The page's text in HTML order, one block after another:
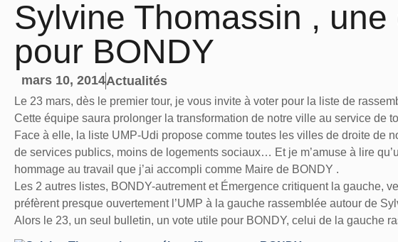
Sylvine Thomassin ,
pour BONDY
mars 10, 2014Actualités
Le 23 mars, dès le premier tour, je vous invite à voter pour la liste de
Cette équipe saura prolonger la transformation de notre ville au service de
Face à elle, la liste UMP-Udi propose comme toutes les villes de droite de
de services publics, moins de logements sociaux… Et je m’amuse à lire
hommage au travail que j’ai accompli comme Maire de BONDY .
Les 2 autres listes, BONDY-autrement et Émergence critiquent la gauche,
préfèrent presque ouvertement l’UMP à la gauche rassemblée autour de
Alors le 23, un seul bulletin, un vote utile pour BONDY, celui de la gauche